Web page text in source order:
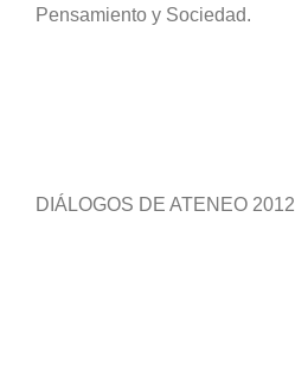
Pensamiento y Sociedad.
DIÁLOGOS DE ATENEO 2012